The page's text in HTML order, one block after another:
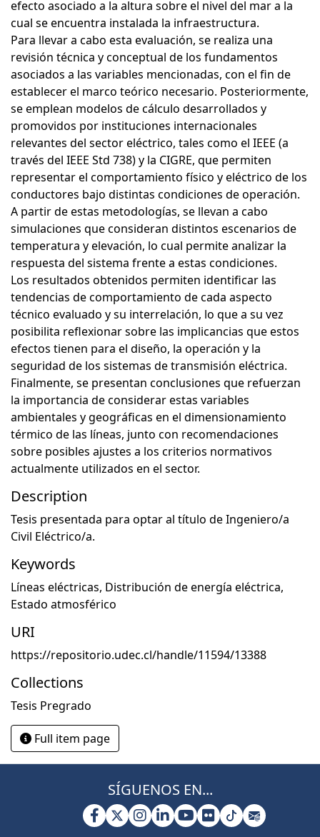
efecto asociado a la altura sobre el nivel del mar a la
cual se encuentra instalada la infraestructura.
Para llevar a cabo esta evaluación, se realiza una
revisión técnica y conceptual de los fundamentos
asociados a las variables mencionadas, con el fin de
establecer el marco teórico necesario. Posteriormente,
se emplean modelos de cálculo desarrollados y
promovidos por instituciones internacionales
relevantes del sector eléctrico, tales como el IEEE (a
través del IEEE Std 738) y la CIGRE, que permiten
representar el comportamiento físico y eléctrico de los
conductores bajo distintas condiciones de operación.
A partir de estas metodologías, se llevan a cabo
simulaciones que consideran distintos escenarios de
temperatura y elevación, lo cual permite analizar la
respuesta del sistema frente a estas condiciones.
Los resultados obtenidos permiten identificar las
tendencias de comportamiento de cada aspecto
técnico evaluado y su interrelación, lo que a su vez
posibilita reflexionar sobre las implicancias que estos
efectos tienen para el diseño, la operación y la
seguridad de los sistemas de transmisión eléctrica.
Finalmente, se presentan conclusiones que refuerzan
la importancia de considerar estas variables
ambientales y geográficas en el dimensionamiento
térmico de las líneas, junto con recomendaciones
sobre posibles ajustes a los criterios normativos
actualmente utilizados en el sector.
Description
Tesis presentada para optar al título de Ingeniero/a
Civil Eléctrico/a.
Keywords
Líneas eléctricas, Distribución de energía eléctrica,
Estado atmosférico
URI
https://repositorio.udec.cl/handle/11594/13388
Collections
Tesis Pregrado
Full item page
SÍGUENOS EN...